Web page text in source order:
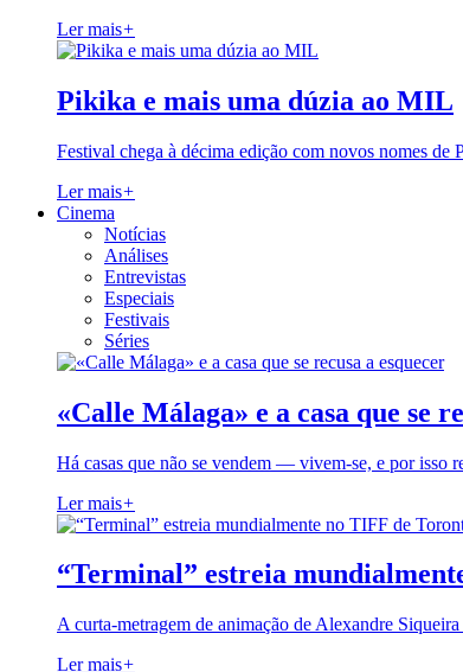
Ler mais+
Pikika e mais uma dúzia ao MIL
Festival chega à décima edição com novos nomes de
Ler mais+
Cinema
Notícias
Análises
Entrevistas
Especiais
Festivais
Séries
«Calle Málaga» e a casa que se
Há casas que não se vendem — vivem-se, e por isso
Ler mais+
“Terminal” estreia
A curta-metragem de animação de Alexandre
Ler mais+